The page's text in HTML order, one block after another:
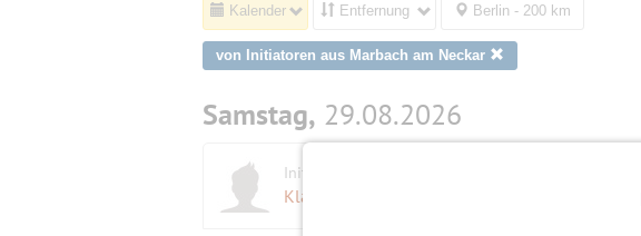
Kalender Entfernung Berlin - 200 km
von Initiatoren aus Marbach am Neckar
Samstag, 29.08.2026
Initiator
Klaus
Uferstraße 95,